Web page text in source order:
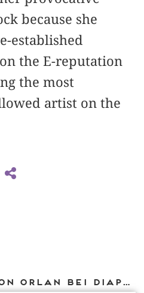
because she
established
the E-reputation
the most
artist on the
Weitere Texte von ORLAN bei DIAPHANES